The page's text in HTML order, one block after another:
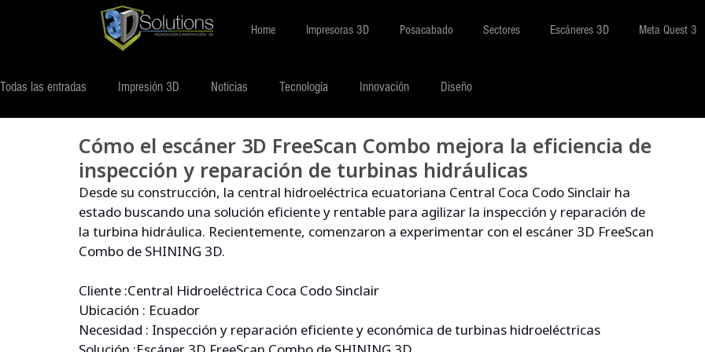
Home Impresoras 3D Posacabado Sectores Escáneres 3D Meta Quest 3
Todas las entradas Impresión 3D Noticias Tecnología Innovación Diseño
Cómo el escáner 3D FreeScan Combo mejora la eficiencia de
inspección y reparación de turbinas hidráulicas
Desde su construcción, la central hidroeléctrica ecuatoriana Central Coca Codo Sinclair ha
estado buscando una solución eficiente y rentable para agilizar la inspección y reparación de
la turbina hidráulica. Recientemente, comenzaron a experimentar con el escáner 3D FreeScan
Combo de SHINING 3D.
Cliente :Central Hidroeléctrica Coca Codo Sinclair
Ubicación : Ecuador
Necesidad : Inspección y reparación eficiente y económica de turbinas hidroeléctricas